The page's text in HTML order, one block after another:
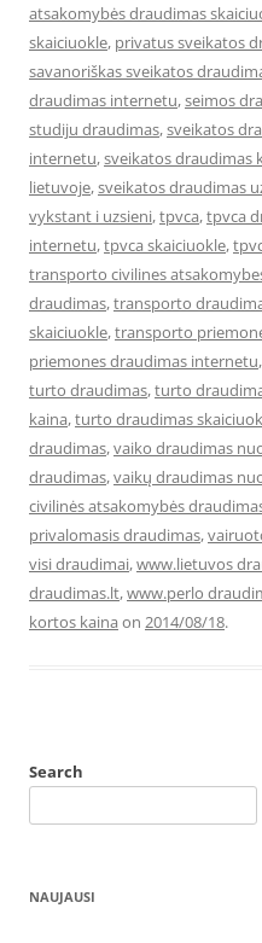
atsakomybės draudimas
skaiciuokle, privatus sveikatos
savanoriškas sveikatos
draudimas internetu,seimos
studiju draudimas,sveikatos
internetu,sveikatos draudimas
lietuvoje,sveikatos draudimas
vykstant i uzsieni,tpvca,tpvca
internetu,tpvca skaiciuokle,
transporto civilines
draudimas,transporto
skaiciuokle,transporto
priemones draudimas internetu,
turto draudimas,turto
kaina,turto draudimas
draudimas,vaiko draudimas
draudimas,vaikų draudimas
civilinės atsakomybės
privalomasis draudimas,
visi draudimai,www.lietuvos
draudimas.lt,www.perlo
kortos kaina on 2014/08/18.
Search
NAUJAUSI